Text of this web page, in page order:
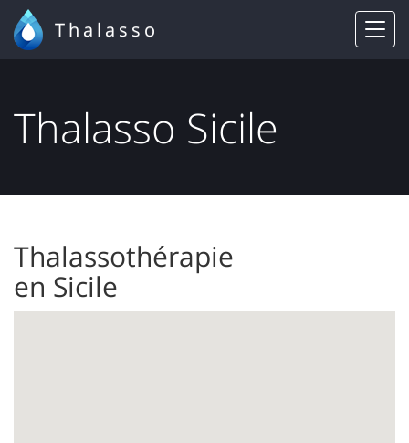
Thalasso
Thalasso Sicile
Thalassothérapie
en Sicile